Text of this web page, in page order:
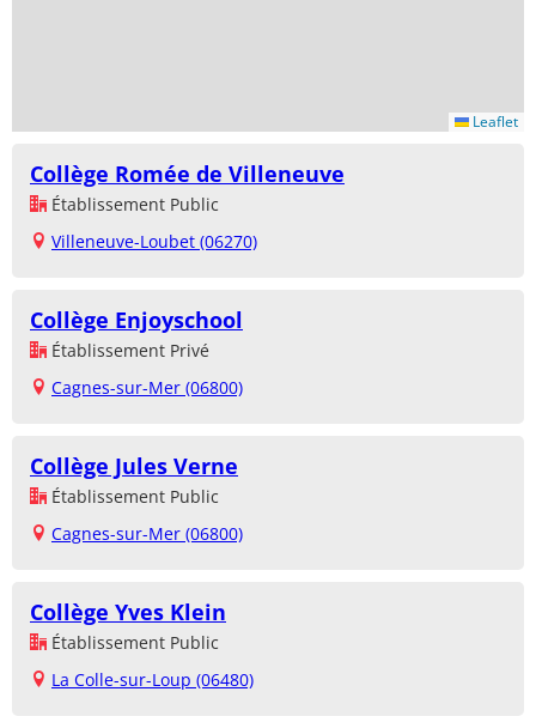
Leaflet
Collège Romée de Villeneuve
Établissement Public
Villeneuve-Loubet (06270)
Collège Enjoyschool
Établissement Privé
Cagnes-sur-Mer (06800)
Collège Jules Verne
Établissement Public
Cagnes-sur-Mer (06800)
Collège Yves Klein
Établissement Public
La Colle-sur-Loup (06480)